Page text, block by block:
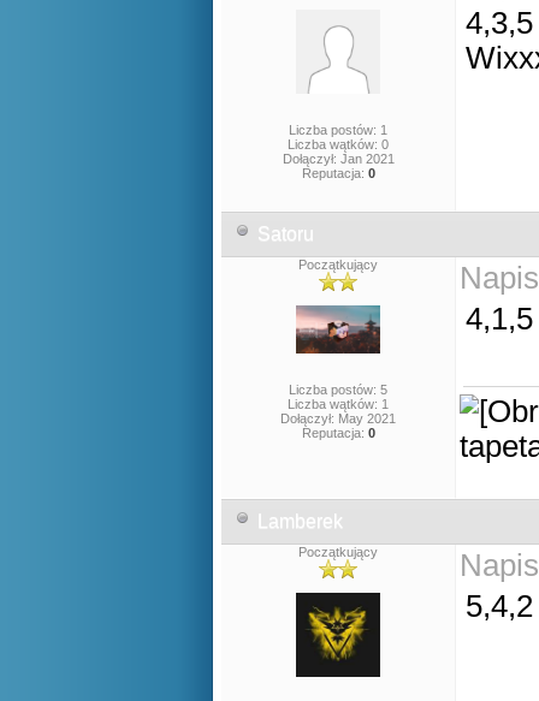
Liczba postów: 1
Liczba wątków: 0
Dołączył: Jan 2021
Reputacja: 0
4,3,5
Satoru
Początkujący
Liczba postów: 5
Liczba wątków: 1
Dołączył: May 2021
Reputacja: 0
Lamberek
Początkujący